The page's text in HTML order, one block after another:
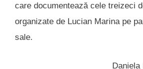
care documentează cele treizeci
organizate de Lucian Marina pe
sale.
Daniela